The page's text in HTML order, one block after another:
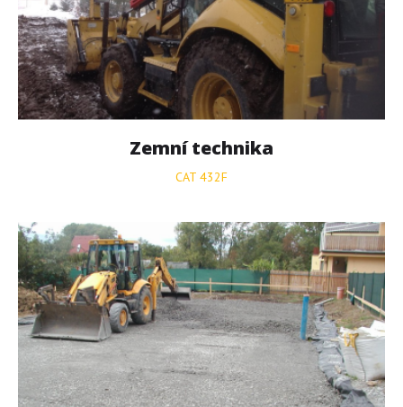
Zemní technika
CAT 432F